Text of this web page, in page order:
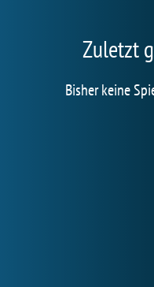
Zuletzt
Bisher keine